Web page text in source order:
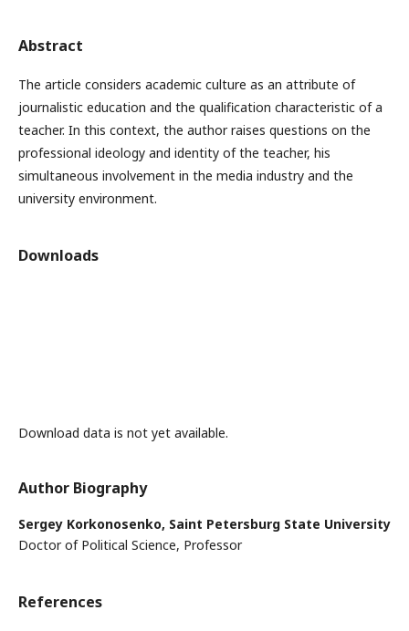
Abstract
The article considers academic culture as an attribute of
journalistic education and the qualification characteristic of a
teacher. In this context, the author raises questions on the
professional ideology and identity of the teacher, his
simultaneous involvement in the media industry and the
university environment.
Downloads
Download data is not yet available.
Author Biography
Sergey Korkonosenko, Saint Petersburg State University
Doctor of Political Science, Professor
References